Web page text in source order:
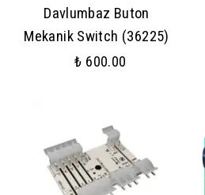
Davlumbaz Buton
Mekanik Switch (36225)
₺ 600.00